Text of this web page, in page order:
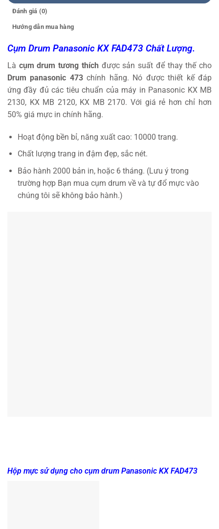
Đánh giá (0)
Hướng dẫn mua hàng
Cụm Drum Panasonic KX FAD473 Chất Lượng.
Là cụm drum tương thích được sản suất để thay thế cho
Drum panasonic 473chính hãng. Nó được thiết kế đáp
ứng đầy đủ các tiêu chuẩn của máy in Panasonic KX MB
2130, KX MB 2120, KX MB 2170. Với giá rẻ hơn chỉ hơn
50% giá mực in chính hãng.
Hoạt động bền bỉ, năng xuất cao: 10000 trang.
Chất lượng trang in đậm đẹp, sắc nét.
Bảo hành 2000 bản in, hoặc 6 tháng. (Lưu ý trong
trường hợp Bạn mua cụm drum về và tự đổ mực vào
chúng tôi sẽ không bảo hành.)
Hộp mực sử dụng cho cụm drum Panasonic KX FAD473